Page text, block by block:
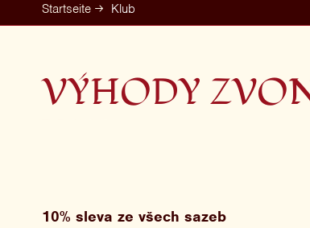
Startseite Klub
VÝHODY
10% sleva ze všech sazeb